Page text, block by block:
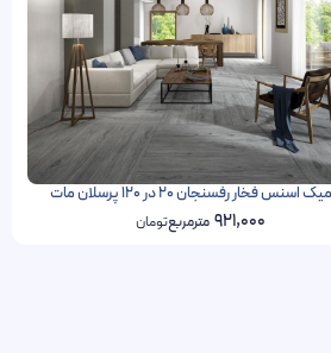
اسنس فخار رفسنجان 20 در 120 پرسلان مات
921,000 مترمربعتومان